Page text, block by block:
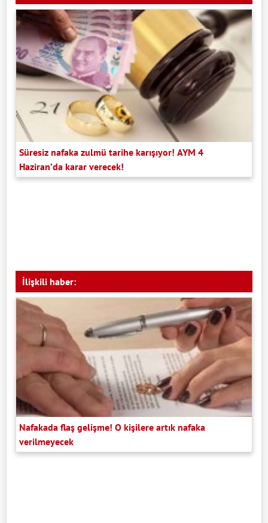
Süresiz nafaka zulmü tarihe karışıyor! AYM 4
Haziran’da karar verecek!
İlişkili haber:
Nafakada flaş gelişme! O kişilere artık nafaka
verilmeyecek